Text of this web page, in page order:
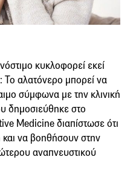
κυκλοφορεί εκεί
Το αλατόνερο μπορεί να
σύμφωνα με την κλινική
δημοσιεύθηκε στο
Medicine διαπίστωσε ότι
να βοηθήσουν στην
αναπνευστικού